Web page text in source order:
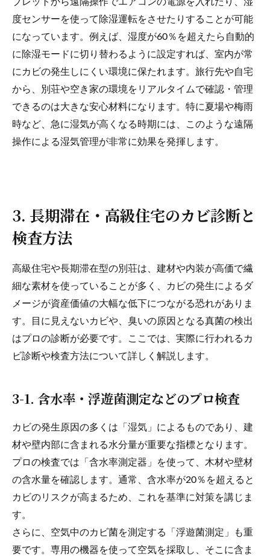
ブレットから遠隔操作でエアコンの電源を入れたり、湿
度センサーを使って除湿運転をさせたりすることが可能
になっています。例えば、湿度が60％を超えたら自動的
に除湿モードに切り替わるように設定すれば、室内が常
にカビの発生しにくい環境に保たれます。旅行先や自宅
から、別荘や空き家の環境をリアルタイムで確認・管理
できるのは大きな安心材料になります。特に夏場や梅雨
時など、急に湿気が高くなる時期には、このような遠隔
操作による湿気管理が非常に効果を発揮します。
3. 長期滞在・高級住宅のカビ診断と
検査方法
高級住宅や長期滞在型の別荘は、建材や内装が高価で繊
細な素材を使っていることが多く、カビの発生によるダ
メージが資産価値の大幅な低下につながる恐れがありま
す。目に見えないカビや、臭いの原因となる真菌の検出
はプロの診断が必要です。ここでは、実際に行われるカ
ビ診断や検査方法について詳しく解説します。
3-1. 含水率・浮遊菌測定などのプロ検査
カビの発生原因の多くは「湿気」によるものであり、建
材や壁内部に含まれる水分量が重要な指標となります。
プロの検査では「含水率測定器」を使って、木材や壁材
の含水量を確認します。通常、含水率が20％を超えると
カビのリスクが高まるため、これを基準に対策を講じま
す。
さらに、空気中のカビ菌を測定する「浮遊菌測定」も重
要です。専用の機器を使って空気を採取し、そこに含ま